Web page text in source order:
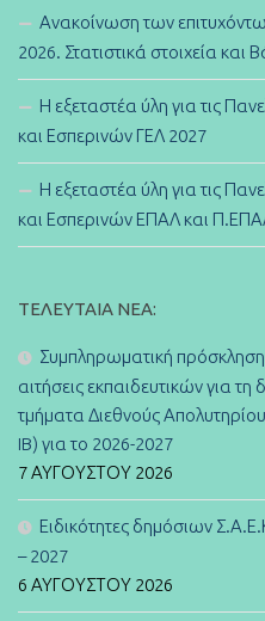
Ανακοίνωση των
2026. Στατιστικά στοιχεία και
Η εξεταστέα ύλη για τις
και Εσπερινών ΓΕΛ 2027
Η εξεταστέα ύλη για τις
και Εσπερινών ΕΠΑΛ και
ΤΕΛΕΥΤΑΊΑ ΝΈΑ:
Συμπληρωματική
αιτήσεις εκπαιδευτικών για
τμήματα Διεθνούς
IB) για το 2026-2027
7 ΑΥΓΟΎΣΤΟΥ 2026
Ειδικότητες δημόσιων
– 2027
6 ΑΥΓΟΎΣΤΟΥ 2026